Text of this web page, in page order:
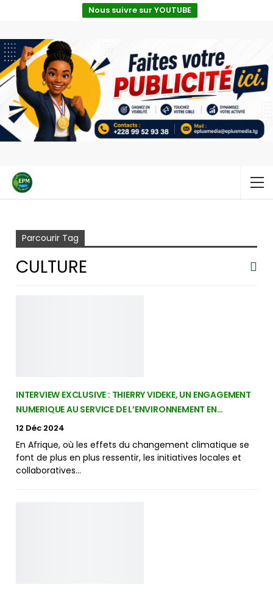
Nous suivre sur YOUTUBE
Parcourir Tag
CULTURE
INTERVIEW EXCLUSIVE : THIERRY VIDEKE, UN ENGAGEMENT
NUMERIQUE AU SERVICE DE L’ENVIRONNEMENT EN…
12 Déc 2024
En Afrique, où les effets du changement climatique se
font de plus en plus ressentir, les initiatives locales et
collaboratives…